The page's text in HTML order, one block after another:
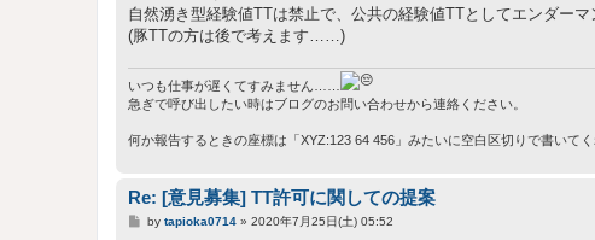
自然湧き型経験値TTは禁止で、公共の経験値TTとしてエンダー
(豚TTの方は後で考えます……)
いつも仕事が遅くてすみません……
急ぎで呼び出したい時はブログのお問い合わせから連絡ください。
何か報告するときの座標は「XYZ:123 64 456」みたいに空白区切りで書いて
Re: [意見募集] TT許可に関しての提案
投
by tapioka0714» 2020年7月25日(土) 05:52